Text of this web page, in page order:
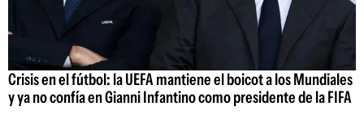
Crisis en el fútbol: la UEFA mantiene el boicot a los Mundiales
y ya no confía en Gianni Infantino como presidente de la FIFA